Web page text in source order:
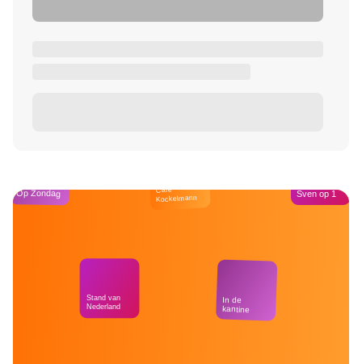
Op Zondag
Stand van
Nederland
Café
Kockelmann
In de
kantine
Sven op 1